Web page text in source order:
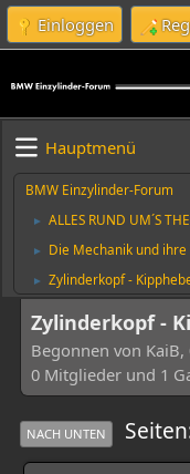
Einloggen
Hauptmenü
BMW Einzylinder-Forum
► ALLES RUND UM´S
► Die Mechanik und ihre
► Zylinderkopf -
Zylinderkopf -
Begonnen von KaiB,
0 Mitglieder und 1
NACH UNTEN Seiten